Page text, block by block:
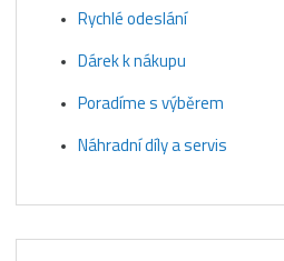
Rychlé odeslání
Dárek k nákupu
Poradíme s výběrem
Náhradní díly a servis